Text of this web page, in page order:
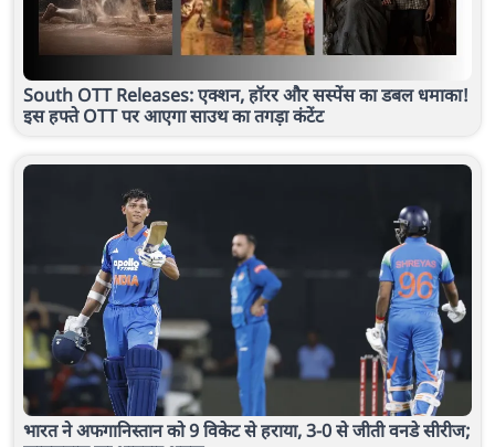
South OTT Releases: एक्शन, हॉरर और सस्पेंस का डबल धमाका!
इस हफ्ते OTT पर आएगा साउथ का तगड़ा कंटेंट
भारत ने अफगानिस्तान को 9 विकेट से हराया, 3-0 से जीती वनडे सीरीज;